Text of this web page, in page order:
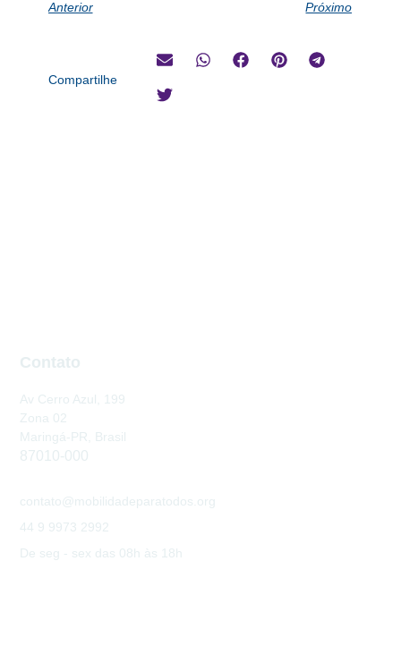
Anterior Próximo
Compartilhe
Contato
Av Cerro Azul, 199
Zona 02
Maringá-PR, Brasil
87010-000
contato@mobilidadeparatodos.org
44 9 9973 2992
De seg - sex das 08h às 18h